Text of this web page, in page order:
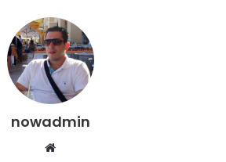
nowadmin
Website